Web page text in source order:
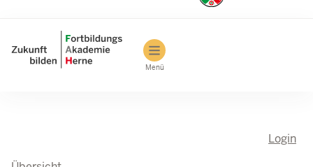
Main navigation
Menü
Login